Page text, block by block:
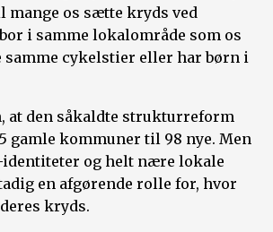
mange os sætte kryds ved
i samme lokalområde som os
samme cykelstier eller har børn i
at den såkaldte strukturreform
gamle kommuner til 98 nye. Men
og helt nære lokale
en afgørende rolle for, hvor
kryds.